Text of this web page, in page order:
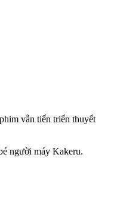
vẫn tiến triển thuyết
người máy Kakeru.